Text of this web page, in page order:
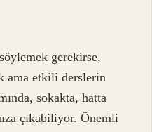
gerekirse,
ama etkili derslerin
sokakta, hatta
çıkabiliyor. Önemli